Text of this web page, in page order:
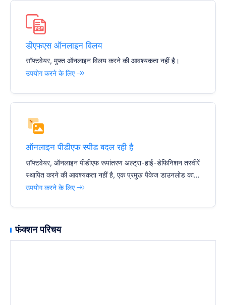
डीएफएस ऑनलाइन विलय
सॉफ्टवेयर, मुफ्त ऑनलाइन विलय करने की आवश्यकता नहीं है।
उपयोग करने के लिए
ऑनलाइन पीडीएफ स्पीड बदल रही है
सॉफ्टवेयर, ऑनलाइन पीडीएफ रूपांतरण अल्ट्रा-हाई-डेफिनिशन तस्वीरें
स्थापित करने की आवश्यकता नहीं है, एक प्रमुख पैकेज डाउनलोड का स
मर्थन करें
उपयोग करने के लिए
फंक्शन परिचय